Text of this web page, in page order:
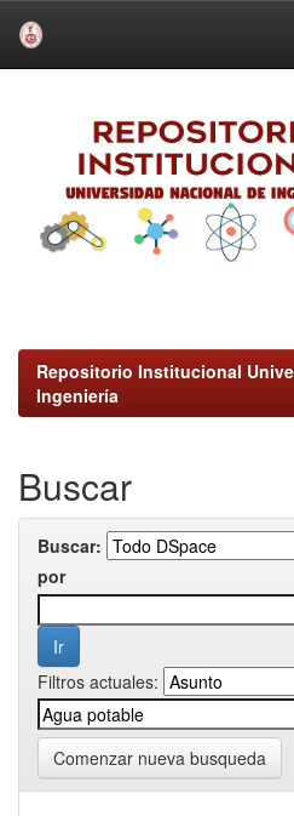
Repositorio Institucional
Ingeniería
Buscar
Buscar:
por
Filtros actuales:
Comenzar nueva busqueda